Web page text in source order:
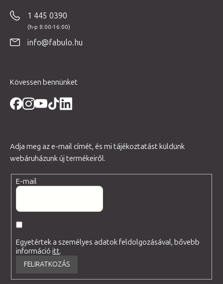
1 445 0390
info@fabulo.hu
Kövessen bennünket
Adja meg az e-mail címét, és mi tájékoztatást küldünk
webáruházunk új termékeiről.
E-mail
Egyetértek a személyes adatok feldolgozásával, bővebb
információitt.
FELIRATKOZÁS